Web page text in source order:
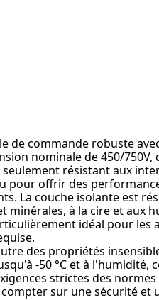
de commande robuste
nominale de 450/750V,
seulement résistant aux
pour offrir des
La couche isolante est
minérales, à la cire et aux
idéal pour les
des propriétés
-50 °C et à l'humidité,
strictes des normes
sur une sécurité et